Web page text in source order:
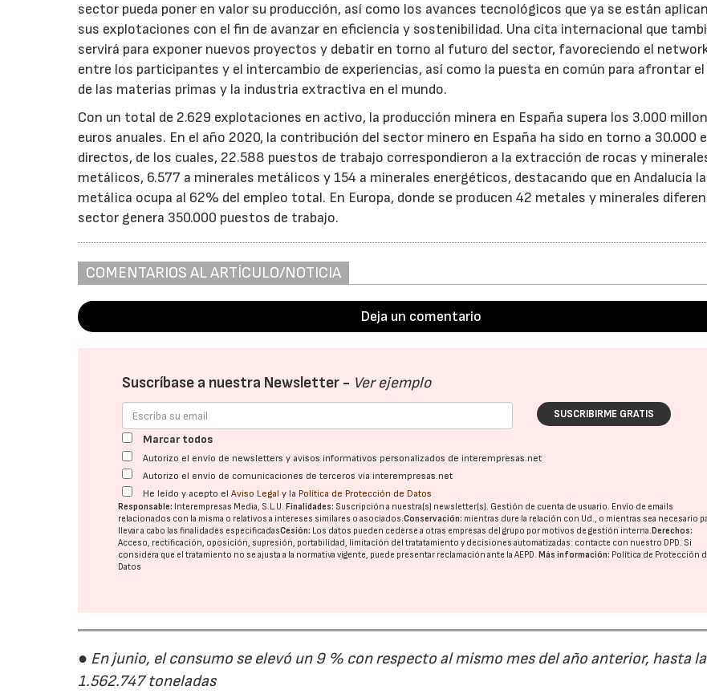
sector pueda poner en valor su producción, así como los avances tecnológicos que ya se están
sus explotaciones con el fin de avanzar en eficiencia y sostenibilidad. Una cita internacional que
servirá para exponer nuevos proyectos y debatir en torno al futuro del sector, favoreciendo el
entre los participantes y el intercambio de experiencias, así como la puesta en común para afrontar
de las materias primas y la industria extractiva en el mundo.
Con un total de 2.629 explotaciones en activo, la producción minera en España supera los 3.000
euros anuales. En el año 2020, la contribución del sector minero en España ha sido en torno a 30.000
directos, de los cuales, 22.588 puestos de trabajo correspondieron a la extracción de rocas y
metálicos, 6.577 a minerales metálicos y 154 a minerales energéticos, destacando que en Andalucía
metálica ocupa al 62% del empleo total. En Europa, donde se producen 42 metales y minerales
sector genera 350.000 puestos de trabajo.
COMENTARIOS AL ARTÍCULO/NOTICIA
Deja un comentario
Suscríbase a nuestra Newsletter - Ver ejemplo
SUSCRIBIRME GRATIS
Marcar todos
Autorizo el envío de newsletters y avisos informativos personalizados de interempresas.net
Autorizo el envío de comunicaciones de terceros vía interempresas.net
He leído y acepto elAviso Legal y la Política de Protección de Datos
Responsable: Interempresas Media, S.L.U. Finalidades: Suscripción a nuestra(s) newsletter(s). Gestión de cuenta de usuario. Envío de emails
relacionados con la misma o relativos a intereses similares o asociados.Conservación: mientras dure la relación con Ud., o mientras sea necesario
llevar a cabo las finalidades especificadasCesión: Los datos pueden cederse a otras empresas del grupo por motivos de gestión interna. Derechos:
Acceso, rectificación, oposición, supresión, portabilidad, limitación del tratatamiento y decisiones automatizadas: contacte con nuestro DPD. Si
considera que el tratamiento no se ajusta a la normativa vigente, puede presentar reclamación ante laAEPD. Más información: Política de Protección
Datos
● En junio, el consumo se elevó un 9 % con respecto al mismo mes del año anterior, hasta
1.562.747 toneladas
29/07/